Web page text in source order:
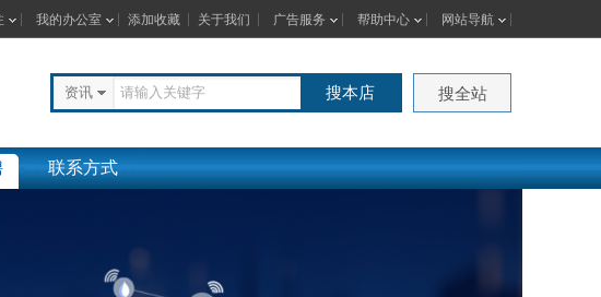
我的办公室 添加收藏 关于我们 广告服务 帮助中心 网站导航
资讯 搜本店 搜全站
联系方式